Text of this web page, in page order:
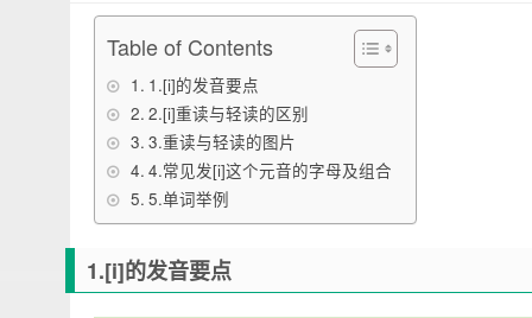
Table of Contents
1.[i]的发音要点
2.[i]重读与轻读的区别
3.重读与轻读的图片
4.常见发[i]这个元音的字母及组合
5.单词举例
1.[i]的发音要点